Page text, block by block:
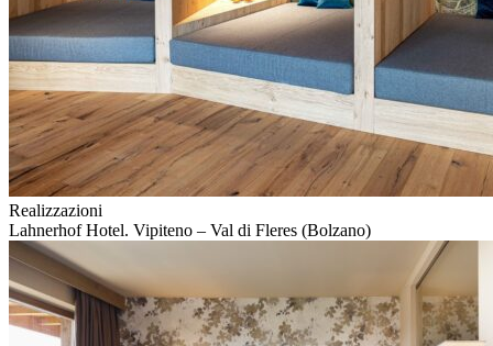
Realizzazioni
Lahnerhof Hotel. Vipiteno – Val di Fleres (Bolzano)